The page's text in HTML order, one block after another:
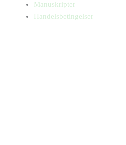
Manuskripter
Handelsbetingelser